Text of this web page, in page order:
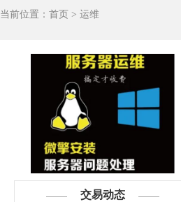
当前位置： 首页 > 运维
交易动态